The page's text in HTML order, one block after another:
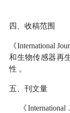
四、收稿范围
《International
和生物传感器再
性 。
五、刊文量
《